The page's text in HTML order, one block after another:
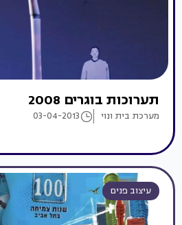
תערוכות בוגרים 2008
מערכת בית ונוי 03-04-2013
עיצוב פנים